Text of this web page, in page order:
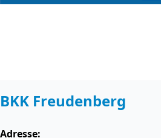
BKK Freudenberg
Adresse: